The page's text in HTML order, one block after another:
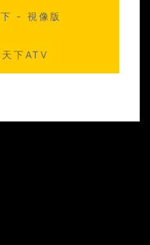
- 視像版
下ATV